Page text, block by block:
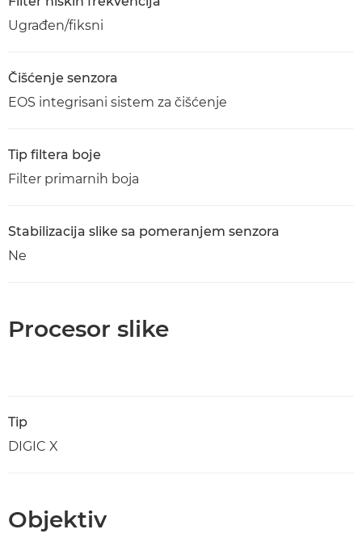
Ugrađen/fiksni
Čišćenje senzora
EOS integrisani sistem za čišćenje
Tip filtera boje
Filter primarnih boja
Stabilizacija slike sa pomeranjem senzora
Ne
Procesor slike
Tip
DIGIC X
Objektiv